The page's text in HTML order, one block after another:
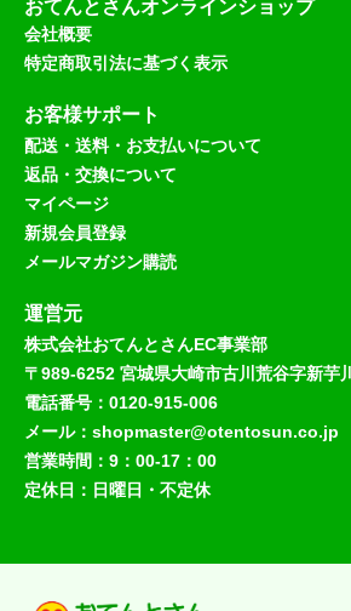
おてんとさんオンラインショップ
会社概要
特定商取引法に基づく表示
お客様サポート
配送・送料・お支払いについて
返品・交換について
マイページ
新規会員登録
メールマガジン購読
運営元
株式会社おてんとさんEC事業部
〒989-6252 宮城県大崎市古川荒谷字新芋
電話番号：0120-915-006
メール：shopmaster@otentosun.co.jp
営業時間：9：00-17：00
定休日：日曜日・不定休